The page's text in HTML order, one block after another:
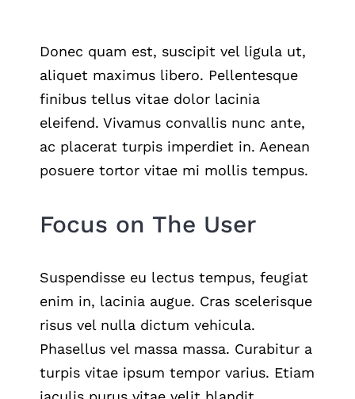
Donec quam est, suscipit vel ligula ut,
aliquet maximus libero. Pellentesque
finibus tellus vitae dolor lacinia
eleifend. Vivamus convallis nunc ante,
ac placerat turpis imperdiet in. Aenean
posuere tortor vitae mi mollis tempus.
Focus on The User
Suspendisse eu lectus tempus, feugiat
enim in, lacinia augue. Cras scelerisque
risus vel nulla dictum vehicula.
Phasellus vel massa massa. Curabitur a
turpis vitae ipsum tempor varius. Etiam